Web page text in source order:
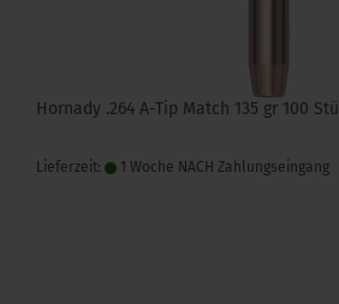
Hornady .264 A-Tip Match 135 gr 100
Lieferzeit: 1 Woche NACH Zahlungseingang